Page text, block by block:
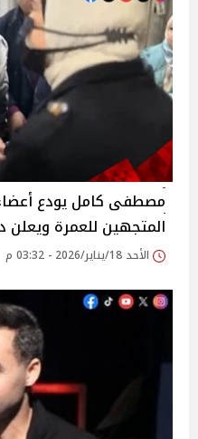
مصطفى كامل يودع
المتجهين للعمرة ويعلن
الأحد 18/يناير/2026 - 03:32 م